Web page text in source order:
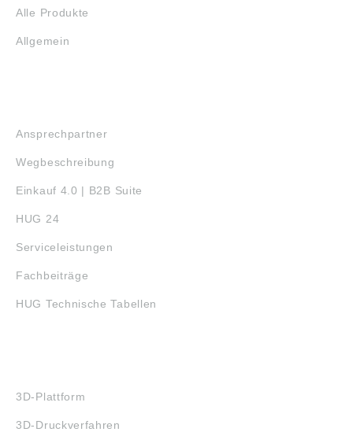
Alle Produkte
Allgemein
Ansprechpartner
Wegbeschreibung
Einkauf 4.0 | B2B Suite
HUG 24
Serviceleistungen
Fachbeiträge
HUG Technische Tabellen
3D-Plattform
3D-Druckverfahren